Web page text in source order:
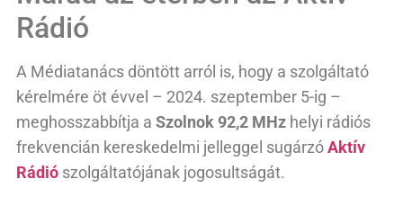
Rádió
A Médiatanács döntött arról is, hogy a szolgáltató
kérelmére öt évvel – 2024. szeptember 5-ig –
meghosszabbítja a Szolnok 92,2 MHz helyi rádiós
frekvencián kereskedelmi jelleggel sugárzóAktív
Rádió szolgáltatójának jogosultságát.